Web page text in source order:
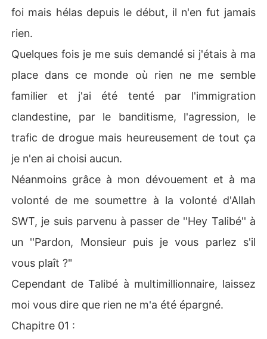
foi mais hélas depuis le début, il n'en fut jamais
rien.
Quelques fois je me suis demandé si j'étais à ma
place dans ce monde où rien ne me semble
familier et j'ai été tenté par l'immigration
clandestine, par le banditisme, l'agression, le
trafic de drogue mais heureusement de tout ça
je n'en ai choisi aucun.
Néanmoins grâce à mon dévouement et à ma
volonté de me soumettre à la volonté d'Allah
SWT, je suis parvenu à passer de ''Hey Talibé'' à
un ''Pardon, Monsieur puis je vous parlez s'il
vous plaît ?"
Cependant de Talibé à multimillionnaire, laissez
moi vous dire que rien ne m'a été épargné.
Chapitre 01 :